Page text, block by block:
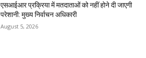
एसआईआर प्रक्रिया में मतदाताओं को नहीं होने दी जाएगी
परेशानी: मुख्य निर्वाचन अधिकारी
August 5, 2026